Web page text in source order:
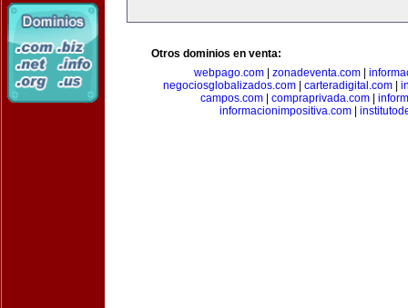
Otros dominios en venta:
webpago.com
zonadeventa.com
negociosglobalizados.com
carteradigital.com
campos.com
compraprivada.com
informacionimpositiva.com